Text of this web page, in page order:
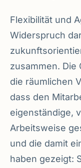
Flexibilität und
Widerspruch
zusammen. Die
die räumlichen
dass den
eigenständige,
Arbeitsweise
und die damit
haben gezeigt: